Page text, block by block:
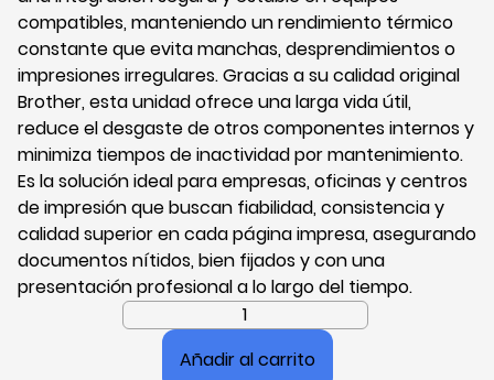
compatibles, manteniendo un rendimiento térmico
constante que evita manchas, desprendimientos o
impresiones irregulares. Gracias a su calidad original
Brother, esta unidad ofrece una larga vida útil,
reduce el desgaste de otros componentes internos y
minimiza tiempos de inactividad por mantenimiento.
Es la solución ideal para empresas, oficinas y centros
de impresión que buscan fiabilidad, consistencia y
calidad superior en cada página impresa, asegurando
documentos nítidos, bien fijados y con una
presentación profesional a lo largo del tiempo.
Unidad
Fusora
Brother,Añadir al carrito